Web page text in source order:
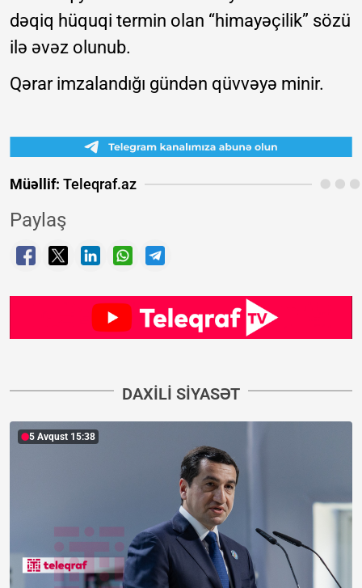
dəqiq hüquqi termin olan “himayəçilik” sözü
ilə əvəz olunub.
Qərar imzalandığı gündən qüvvəyə minir.
Müəllif: Teleqraf.az
Paylaş
DAXILI SIYASƏT
5 Avqust 15:38